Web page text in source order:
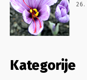
26.
Kategorije